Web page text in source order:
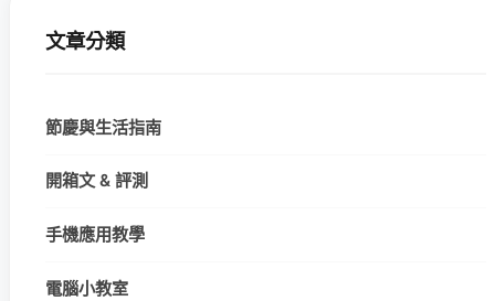
文章分類
節慶與生活指南
開箱文 & 評測
手機應用教學
電腦小教室